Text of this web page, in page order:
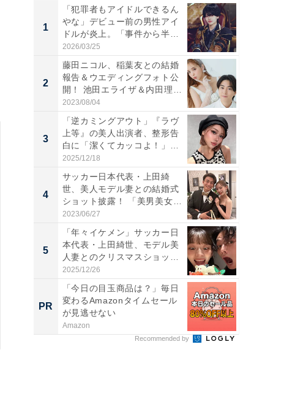
1
「犯罪者もアイドルできるん
やな」デビュー前の男性アイ
ドルが炎上。「事件から半年
も...
2026/03/25
2
藤田ニコル、稲葉友との結婚
報告＆ウエディングフォト公
開！ 池田エライザ＆内田理
央...
2023/08/04
3
「逆カミングアウト」『ラヴ
上等』の美人出演者、整形告
白に「潔くてカッコよ！」
「好...
2025/12/18
4
サッカー日本代表・上田綺
世、美人モデル妻との結婚式
ショット披露！ 「美男美女」
「...
2023/06/27
5
「年々イケメン」サッカー日
本代表・上田綺世、モデル美
人妻とのクリスマスショット
に...
2025/12/26
PR
「今日の目玉商品は？」毎日
変わるAmazonタイムセール
が見逃せない
Amazon
Recommended by